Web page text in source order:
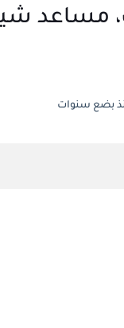
شيف،
بضع سنوات